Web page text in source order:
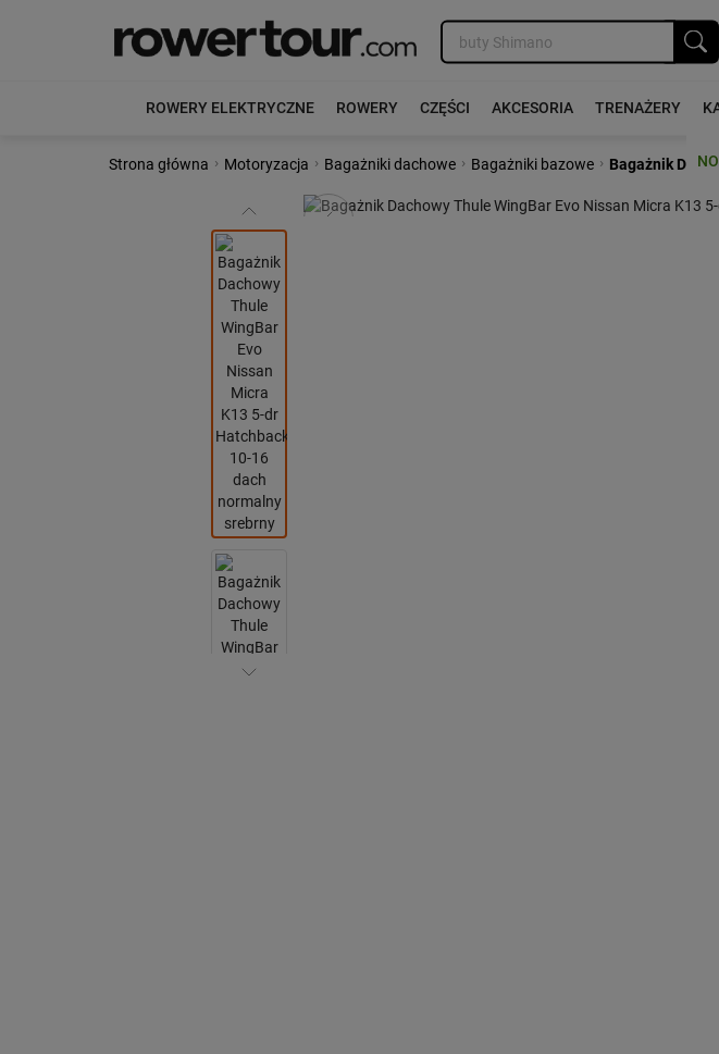
ROWERY ELEKTRYCZNE ROWERY CZĘŚCI AKCESORIA TRENAŻERY
Strona główna › Motoryzacja › Bagażniki dachowe › Bagażniki bazowe › Bagażnik
Poprzedni